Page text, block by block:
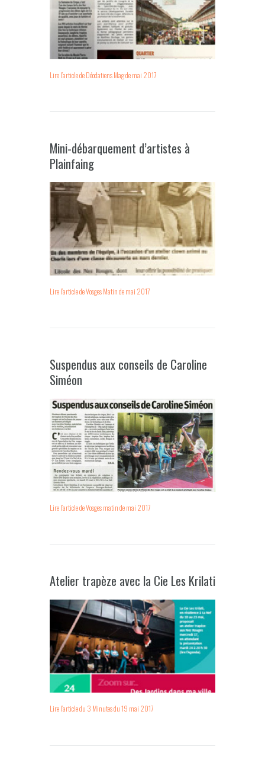
Lire l’article de Déodatiens Mag de mai 2017
Mini-débarquement d’artistes à
Plainfaing
Lire l’article de Vosges Matin de mai 2017
Suspendus aux conseils de Caroline
Siméon
Lire l’article de Vosges matin de mai 2017
Atelier trapèze avec la Cie Les Krilati
Lire l’article du 3 Minutes du 19 mai 2017